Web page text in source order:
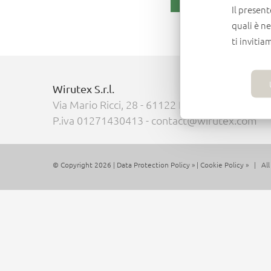
Il
quali è
ti
Wirutex S.r.l.
Via Mario Ricci, 28 - 61122 Pesaro (PU) - Italia
P.iva 01271430413 - contact@wirutex.com
© Copyright 2026 | Data Protection Policy » | Cookie Policy » | All